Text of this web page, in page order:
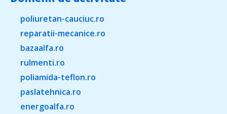
poliuretan-cauciuc.ro
reparatii-mecanice.ro
bazaalfa.ro
rulmenti.ro
poliamida-teflon.ro
paslatehnica.ro
energoalfa.ro